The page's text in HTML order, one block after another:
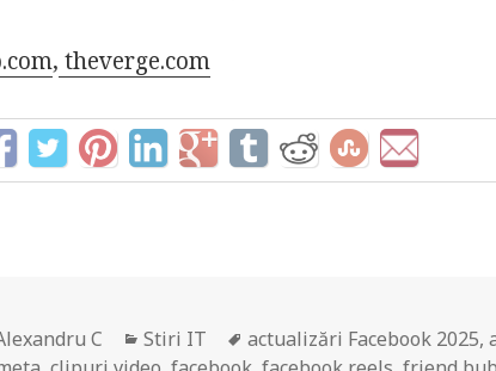
, theverge.com
C Categories
Stiri IT Tags
actualizări Facebook 2025,